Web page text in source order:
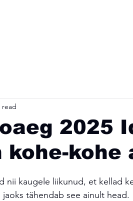
2025
kohe
read
nii kaugele liikunud, et kellad
tähendab see ainult head.